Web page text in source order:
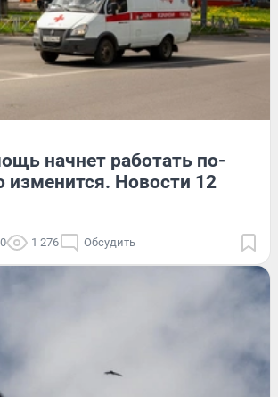
начнет работать по-
изменится. Новости 12
1 276 Обсудить